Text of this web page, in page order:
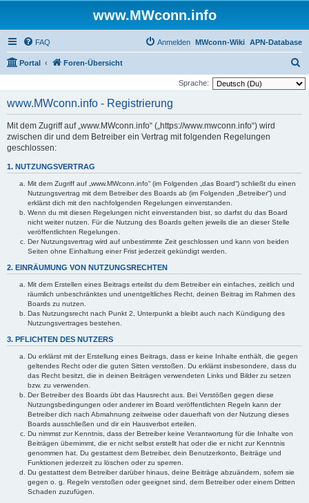
www.MWconn.info
FAQ APN-Database
MWconn-Wiki
Anmelden
Portal Foren-Übersicht
u
Sprache:
www.MWconn.info - Registrierung
Mit dem Zugriff auf „www.MWconn.info“ („https://www.mwconn.info“) wird
zwischen dir und dem Betreiber ein Vertrag mit folgenden Regelungen
geschlossen:
1. NUTZUNGSVERTRAG
Mit dem Zugriff auf „www.MWconn.info“ (im Folgenden „das Board“) schließt du einen
Nutzungsvertrag mit dem Betreiber des Boards ab (im Folgenden „Betreiber“) und
erklärst dich mit den nachfolgenden Regelungen einverstanden.
Wenn du mit diesen Regelungen nicht einverstanden bist, so darfst du das Board
nicht weiter nutzen. Für die Nutzung des Boards gelten jeweils die an dieser Stelle
veröffentlichten Regelungen.
Der Nutzungsvertrag wird auf unbestimmte Zeit geschlossen und kann von beiden
Seiten ohne Einhaltung einer Frist jederzeit gekündigt werden.
2. EINRÄUMUNG VON NUTZUNGSRECHTEN
Mit dem Erstellen eines Beitrags erteilst du dem Betreiber ein einfaches, zeitlich und
räumlich unbeschränktes und unentgeltliches Recht, deinen Beitrag im Rahmen des
Boards zu nutzen.
Das Nutzungsrecht nach Punkt 2, Unterpunkt a bleibt auch nach Kündigung des
Nutzungsvertrages bestehen.
3. PFLICHTEN DES NUTZERS
Du erklärst mit der Erstellung eines Beitrags, dass er keine Inhalte enthält, die gegen
geltendes Recht oder die guten Sitten verstoßen. Du erklärst insbesondere, dass du
das Recht besitzt, die in deinen Beiträgen verwendeten Links und Bilder zu setzen
bzw. zu verwenden.
Der Betreiber des Boards übt das Hausrecht aus. Bei Verstößen gegen diese
Nutzungsbedingungen oder anderer im Board veröffentlichten Regeln kann der
Betreiber dich nach Abmahnung zeitweise oder dauerhaft von der Nutzung dieses
Boards ausschließen und dir ein Hausverbot erteilen.
Du nimmst zur Kenntnis, dass der Betreiber keine Verantwortung für die Inhalte von
Beiträgen übernimmt, die er nicht selbst erstellt hat oder die er nicht zur Kenntnis
genommen hat. Du gestattest dem Betreiber, dein Benutzerkonto, Beiträge und
Funktionen jederzeit zu löschen oder zu sperren.
Du gestattest dem Betreiber darüber hinaus, deine Beiträge abzuändern, sofern sie
gegen o. g. Regeln verstoßen oder geeignet sind, dem Betreiber oder einem Dritten
Schaden zuzufügen.